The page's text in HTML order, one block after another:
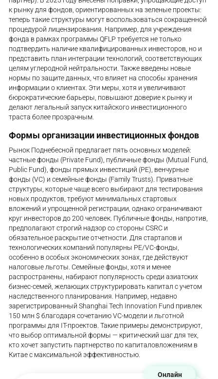
к рынку для фондов, ориентированных на зеленые проекты:
теперь такие структуры могут воспользоваться сокращенной
процедурой лицензирования. Например, для учреждения
фонда в рамках программы QFLP требуется не только
подтвердить наличие квалифицированных инвесторов, но и
представить план интеграции технологий, соответствующих
целям углеродной нейтральности. Также введены новые
нормы по защите данных, что влияет на способы хранения
информации о клиентах. Эти меры, хотя и увеличивают
бюрократические барьеры, повышают доверие к рынку и
делают легальный запуск китайского инвестиционного
траста более прозрачным.
Формы организации инвестиционных фондов
Рынок Поднебесной предлагает пять основных моделей:
частные фонды (Private Fund), публичные фонды (Mutual Fund,
Public Fund), фонды прямых инвестиций (PE), венчурные
фонды (VC) и семейные фонды (Family Trusts). Приватные
структуры, которые чаще всего выбирают для тестирования
новых продуктов, требуют минимальных стартовых
вложений и упрощенной регистрации, однако ограничивают
круг инвесторов до 200 человек. Публичные фонды, напротив,
предполагают строгий надзор со стороны CSRC и
обязательное раскрытие отчетности. Для стартапов и
технологических компаний популярны PE/VC-фонды,
особенно в особых экономических зонах, где действуют
налоговые льготы. Семейные фонды, хотя и менее
распространены, набирают популярность среди азиатских
бизнес-семей, желающих структурировать капитал с учетом
наследственного планирования. Например, недавно
зарегистрированный Shanghai Tech Innovation Fund привлек
150 млн $ благодаря сочетанию VC-модели и льготной
программы для IT-проектов. Такие примеры демонстрируют,
что выбор оптимальной формы — критический шаг для тех,
кто хочет запустить партнерство по капиталовложениям в
Китае с максимальной эффективностью.
Онлайн